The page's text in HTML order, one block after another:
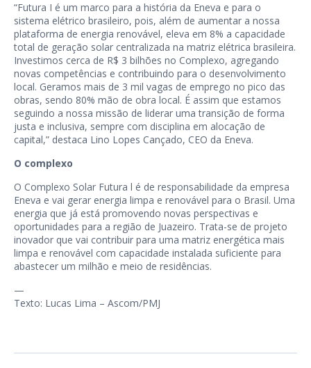
“Futura I é um marco para a história da Eneva e para o
sistema elétrico brasileiro, pois, além de aumentar a nossa
plataforma de energia renovável, eleva em 8% a capacidade
total de geração solar centralizada na matriz elétrica brasileira.
Investimos cerca de R$ 3 bilhões no Complexo, agregando
novas competências e contribuindo para o desenvolvimento
local. Geramos mais de 3 mil vagas de emprego no pico das
obras, sendo 80% mão de obra local. É assim que estamos
seguindo a nossa missão de liderar uma transição de forma
justa e inclusiva, sempre com disciplina em alocação de
capital,” destaca Lino Lopes Cançado, CEO da Eneva.
O complexo
O Complexo Solar Futura l é de responsabilidade da empresa
Eneva e vai gerar energia limpa e renovável para o Brasil. Uma
energia que já está promovendo novas perspectivas e
oportunidades para a região de Juazeiro. Trata-se de projeto
inovador que vai contribuir para uma matriz energética mais
limpa e renovável com capacidade instalada suficiente para
abastecer um milhão e meio de residências.
—
Texto: Lucas Lima – Ascom/PMJ